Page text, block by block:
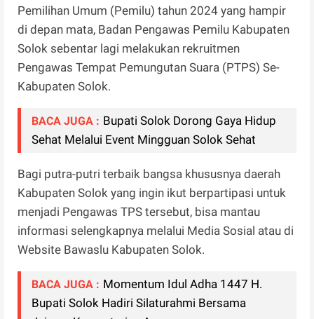
Pemilihan Umum (Pemilu) tahun 2024 yang hampir
di depan mata, Badan Pengawas Pemilu Kabupaten
Solok sebentar lagi melakukan rekruitmen
Pengawas Tempat Pemungutan Suara (PTPS) Se-
Kabupaten Solok.
BACA JUGA : Bupati Solok Dorong Gaya Hidup
Sehat Melalui Event Mingguan Solok Sehat
Bagi putra-putri terbaik bangsa khususnya daerah
Kabupaten Solok yang ingin ikut berpartipasi untuk
menjadi Pengawas TPS tersebut, bisa mantau
informasi selengkapnya melalui Media Sosial atau di
Website Bawaslu Kabupaten Solok.
BACA JUGA : Momentum Idul Adha 1447 H.
Bupati Solok Hadiri Silaturahmi Bersama